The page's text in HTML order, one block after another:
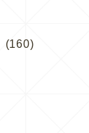
(160)